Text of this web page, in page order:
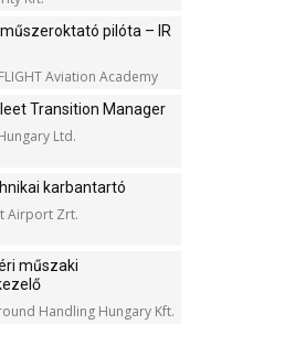
pilóta – IR
Aviation Academy
Transition Manager
Ltd.
karbantartó
Airport Zrt.
műszaki
Handling Hungary Kft.